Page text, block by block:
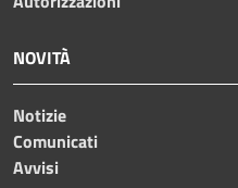
NOVITÀ
Notizie
Comunicati
Avvisi